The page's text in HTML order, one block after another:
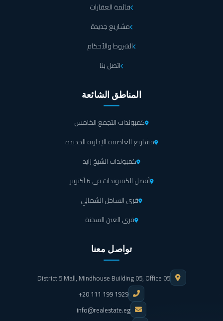
قائمة العقارات
مشاريع جديدة
الشروط والأحكام
اتصل بنا
المناطق الشائعة
كمبوندات التجمع الخامس
مشاريع العاصمة الإدارية الجديدة
كمبوندات الشيخ زايد
أفضل الكمبوندات في 6 أكتوبر
قرى الساحل الشمالي
قرى العين السخنة
تواصل معنا
District 5 Mall, Mindhouse Building 05, Office 05
+20 111 199 1929
info@realestate.eg